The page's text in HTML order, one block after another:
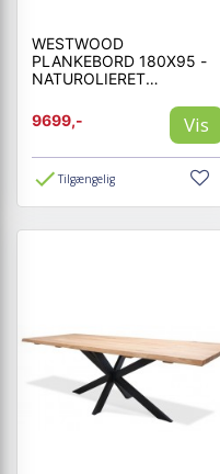
WESTWOOD
PLANKEBORD 180X95 -
NATUROLIERET
STJERNE UNDERSTEL
9699,- Vis
Tilgængelig